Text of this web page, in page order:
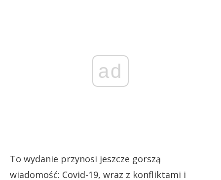
ad
To wydanie przynosi jeszcze gorszą
wiadomość: Covid-19, wraz z konfliktami i